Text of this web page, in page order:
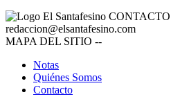
CONTACTO
redaccion@elsantafesino.com
MAPA DEL SITIO --
Notas
Quiénes Somos
Contacto